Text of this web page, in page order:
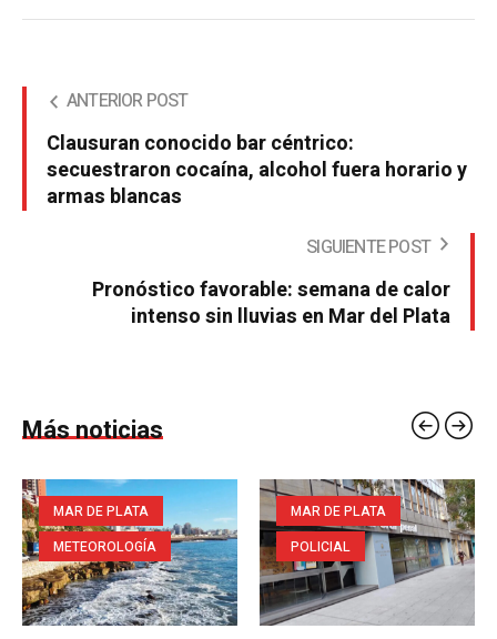
ANTERIOR POST
Clausuran conocido bar céntrico:
secuestraron cocaína, alcohol fuera horario y
armas blancas
SIGUIENTE POST
Pronóstico favorable: semana de calor
intenso sin lluvias en Mar del Plata
Más noticias
MAR DE PLATA
METEOROLOGÍA
MAR DE PLATA
POLICIAL